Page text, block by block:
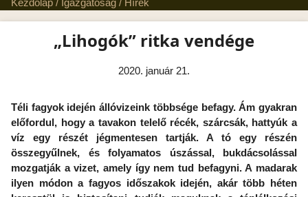
Kezdőlap / Igazgatóság / Hírek
„Lihogók” ritka vendége
2020. január 21.
Téli fagyok idején állóvizeink többsége befagy. Ám gyakran
előfordul, hogy a tavakon telelő récék, szárcsák, hattyúk a
víz egy részét jégmentesen tartják. A tó egy részén
összegyűlnek, és folyamatos úszással, bukdácsolással
mozgatják a vizet, amely így nem tud befagyni. A madarak
ilyen módon a fagyos időszakok idején, akár több héten